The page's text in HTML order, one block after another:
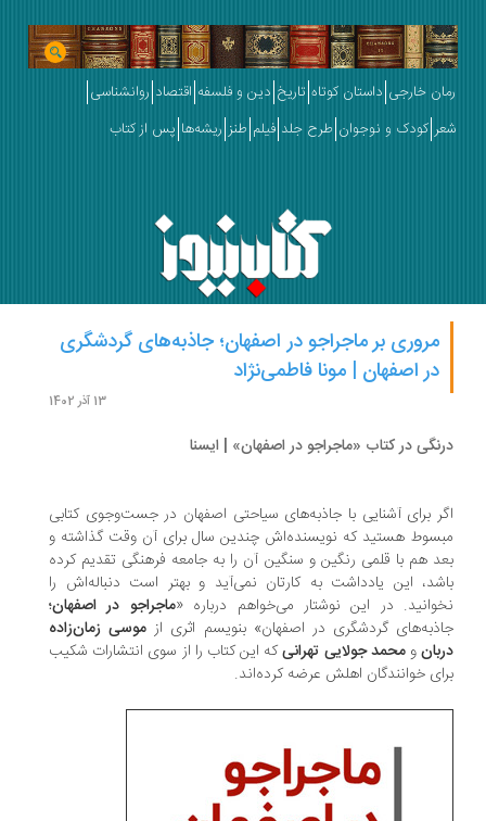
رمان خارجی داستان کوتاه تاریخ دین و فلسفه اقتصاد روانشناسی
شعر کودک و نوجوان طرح جلد فیلم طنز ریشه‌ها پس از کتاب
مروری بر ماجراجو در اصفهان؛ جاذبه‌های گردشگری
در اصفهان | مونا فاطمی‌نژاد
13 آذر 1402
درنگی در کتاب «ماجراجو در اصفهان» | ایسنا
اگر برای آشنایی با جاذبه‌های سیاحتی اصفهان در جست‌وجوی کتابی
مبسوط هستید که نویسنده‌اش چندین سال برای آن وقت گذاشته و
بعد هم با قلمی رنگین و سنگین آن را به جامعه فرهنگی تقدیم کرده
باشد، این یادداشت به کارتان نمی‌آید و بهتر است دنباله‌اش را
نخوانید. در این نوشتار می‌خواهم درباره «ماجراجو در اصفهان؛
جاذبه‌های گردشگری در اصفهان» بنویسم اثری ازموسی زمان‌زاده
دربانومحمد جولایی تهرانیکه این کتاب را از سوی انتشارات شکیب
برای خوانندگان اهلش عرضه کرده‌اند.